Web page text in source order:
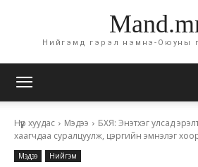
Нийгэмд гэрэл нэмнэ-Оюуны
Нүүр хуудас Мэдээ
БХЯ: Энэтхэг улсад
хаагчдаа суралцуулж, цэргийн эмнэлэг
Мэдээ Нийгэм